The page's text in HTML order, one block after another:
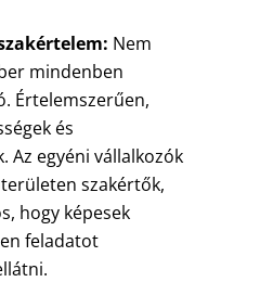
Nem
mindenben
Értelemszerűen,
és
Az egyéni vállalkozók
szakértők,
hogy képesek
feladatot